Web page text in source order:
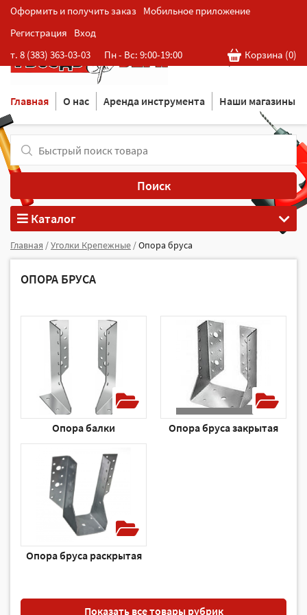
Оформить и получить заказ Мобильное приложение
Регистрация
Вход
т. 8 (383) 363-03-03
Пн - Вс: 9:00-19:00 Корзина (0)
Розничная cеть магазинов
в Новосибирске
Главная О нас Аренда инструмента Наши магазины
Поиск
Каталог
Главная /Уголки Крепежные /Опора бруса
ОПОРА БРУСА
Опора балки Опора бруса закрытая
Опора бруса раскрытая
Показать все товары рубрик